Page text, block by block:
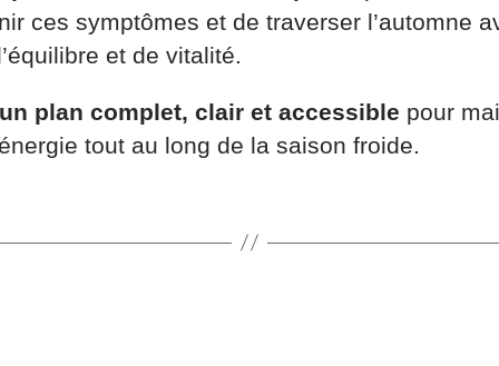
ces symptômes et de traverser l’automne
et de vitalité.
plan complet, clair et accessible pour
tout au long de la saison froide.